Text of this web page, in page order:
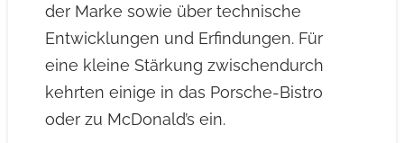
der Marke sowie über technische
Entwicklungen und Erfindungen. Für
eine kleine Stärkung zwischendurch
kehrten einige in das Porsche-Bistro
oder zu McDonald’s ein.